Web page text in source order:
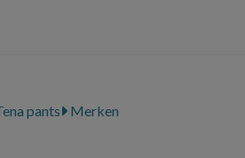
pants Merken